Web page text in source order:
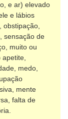
e ar) elevado
e lábios
obstipação,
sensação de
muito ou
apetite,
medo,
mente
falta de